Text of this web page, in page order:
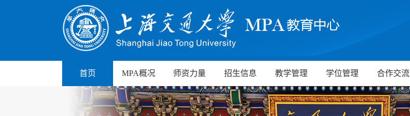
首页 MPA概况 师资力量 招生信息 教学管理 学位管理 合作交流